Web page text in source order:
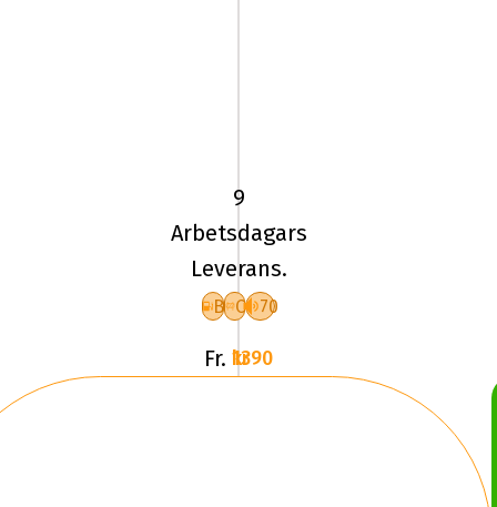
99V
PI
SCORPION
VERDE
9
Arbetsdagars
Leverans.
B C 70
Fr. 1390 kr